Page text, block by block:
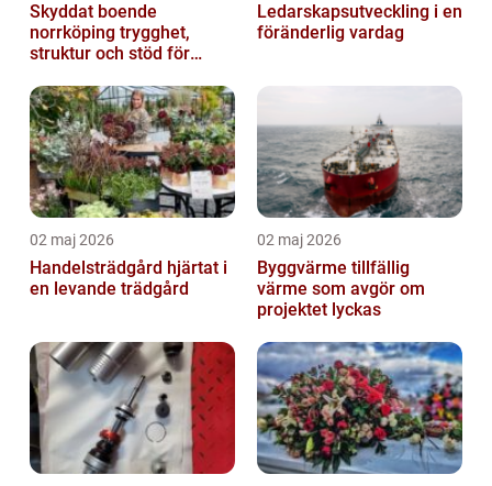
Skyddat boende
norrköping trygghet,
struktur och stöd för
situationer
Ledarskapsutveckling i en
föränderlig vardag
02 maj 2026
Handelsträdgård hjärtat i
en levande trädgård
02 maj 2026
Byggvärme tillfällig
värme som avgör om
projektet lyckas